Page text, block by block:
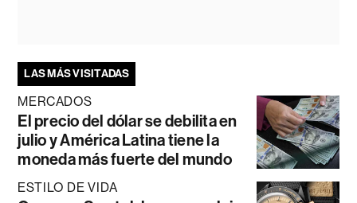
LAS MÁS VISITADAS
MERCADOS
El precio del dólar se debilita en
julio y América Latina tiene la
moneda más fuerte del mundo
ESTILO DE VIDA